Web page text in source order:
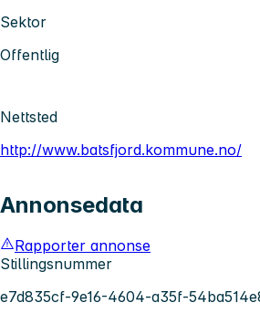
Sektor
Offentlig
Nettsted
http://www.batsfjord.kommune.no/
Annonsedata
Rapporter annonse
Stillingsnummer
e7d835cf-9e16-4604-a35f-